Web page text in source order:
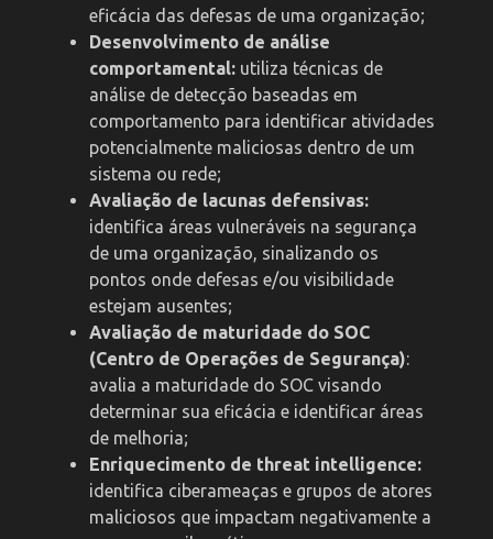
eficácia das defesas de uma organização;
Desenvolvimento de análise
comportamental: utiliza técnicas de
análise de detecção baseadas em
comportamento para identificar atividades
potencialmente maliciosas dentro de um
sistema ou rede;
Avaliação de lacunas defensivas:
identifica áreas vulneráveis na segurança
de uma organização, sinalizando os
pontos onde defesas e/ou visibilidade
estejam ausentes;
Avaliação de maturidade do SOC
(Centro de Operações de Segurança):
avalia a maturidade do SOC visando
determinar sua eficácia e identificar áreas
de melhoria;
Enriquecimento de threat intelligence:
identifica ciberameaças e grupos de atores
maliciosos que impactam negativamente a